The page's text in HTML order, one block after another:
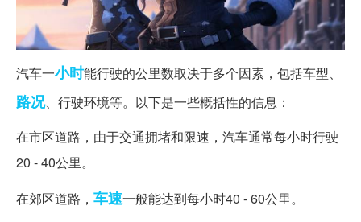
汽车一小时能行驶的公里数取决于多个因素，包括车型、
路况、行驶环境等。以下是一些概括性的信息：
在市区道路，由于交通拥堵和限速，汽车通常每小时行驶
20 - 40公里。
在郊区道路， 车速一般能达到每小时40 - 60公里。